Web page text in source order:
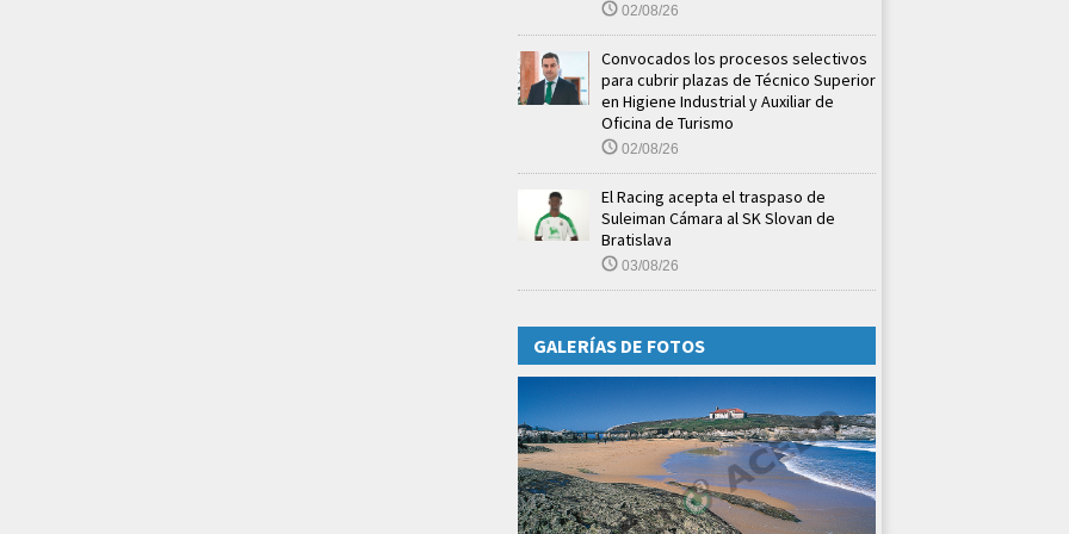
02/08/26
Convocados los procesos selectivos
para cubrir plazas de Técnico Superior
en Higiene Industrial y Auxiliar de
Oficina de Turismo
02/08/26
El Racing acepta el traspaso de
Suleiman Cámara al SK Slovan de
Bratislava
03/08/26
GALERÍAS DE FOTOS